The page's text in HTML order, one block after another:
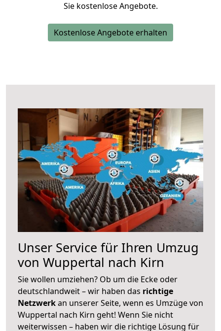
Sie kostenlose Angebote.
Kostenlose Angebote erhalten
Unser Service für Ihren Umzug
von Wuppertal nach Kirn
Sie wollen umziehen? Ob um die Ecke oder
deutschlandweit – wir haben das richtige
Netzwerkan unserer Seite, wenn es Umzüge von
Wuppertal nach Kirn geht! Wenn Sie nicht
weiterwissen – haben wir die richtige Lösung für